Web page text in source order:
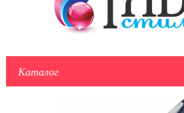
Каталог